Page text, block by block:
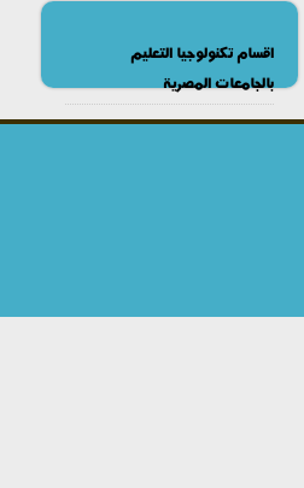
اقسام تكنولوجيا التعليم
بالجامعات المصرية